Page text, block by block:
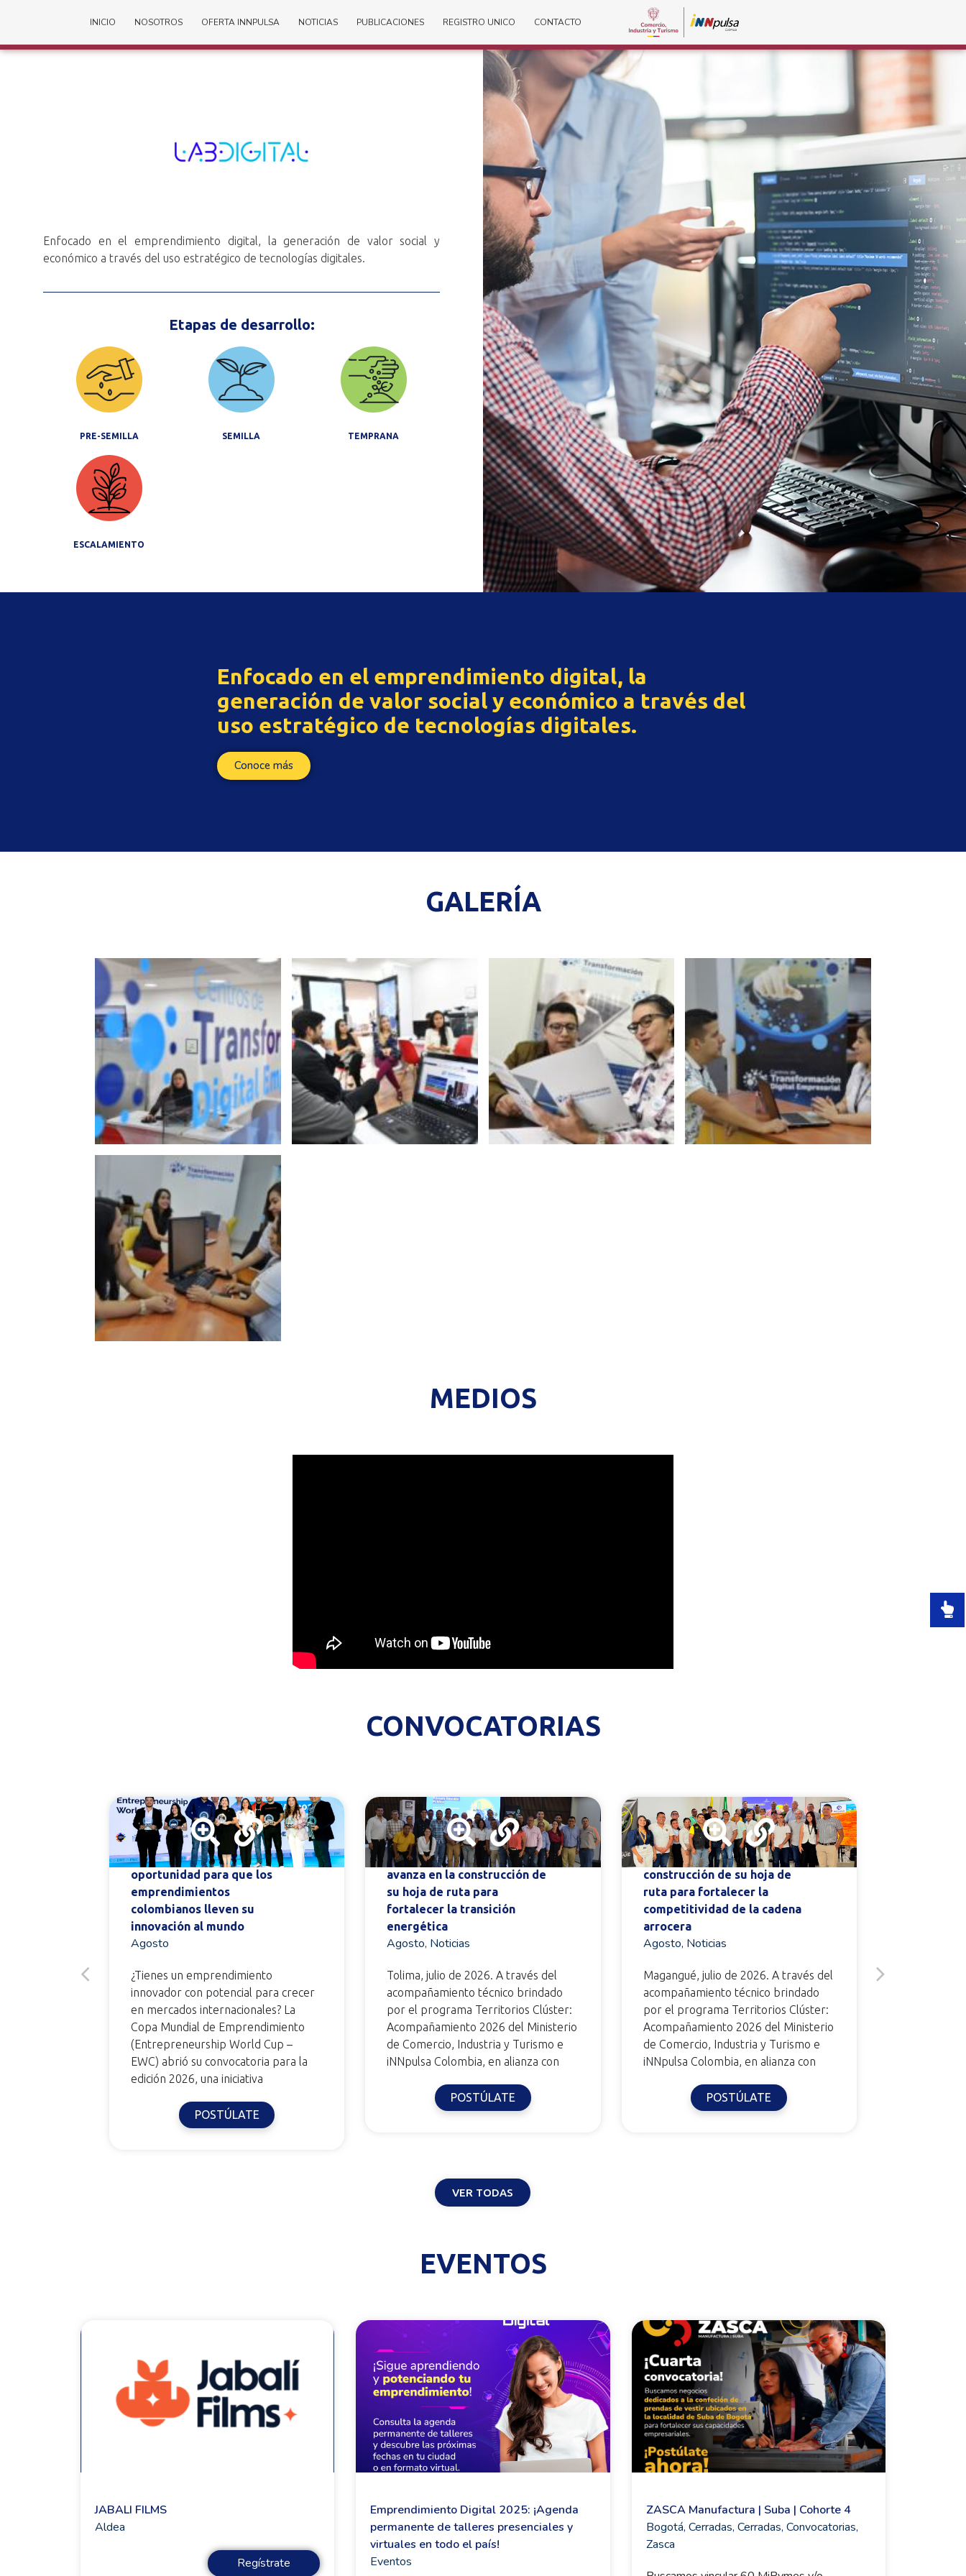
INICIO NOSOTROS OFERTA INNPULSA NOTICIAS PUBLICACIONES REGISTRO UNICO CONTACTO
Enfocado en el emprendimiento digital, la generación de valor social y
económico a través del uso estratégico de tecnologías digitales.
Etapas de desarrollo:
PRE-SEMILLA SEMILLA TEMPRANA
ESCALAMIENTO
Enfocado en el emprendimiento digital, la
generación de valor social y económico a través del
uso estratégico de tecnologías digitales.
Conoce más
GALERÍA
MEDIOS
CONVOCATORIAS
Copa Mundial de
Emprendimiento 2026: la
oportunidad para que los
emprendimientos
colombianos lleven su
innovación al mundo
Agosto
¿Tienes un emprendimiento
innovador con potencial para crecer
en mercados internacionales? La
Copa Mundial de Emprendimiento
(Entrepreneurship World Cup –
EWC) abrió su convocatoria para la
edición 2026, una iniciativa
POSTÚLATE
El Clúster de Soluciones
Energéticas del Tolima
avanza en la construcción de
su hoja de ruta para
fortalecer la transición
energética
Agosto, Noticias
Tolima, julio de 2026. A través del
acompañamiento técnico brindado
por el programa Territorios Clúster:
Acompañamiento 2026 del Ministerio
de Comercio, Industria y Turismo e
iNNpulsa Colombia, en alianza con
POSTÚLATE
El Clúster de Arroz del Bajo
Cauca avanza en la
construcción de su hoja de
ruta para fortalecer la
competitividad de la cadena
arrocera
Agosto, Noticias
Magangué, julio de 2026. A través del
acompañamiento técnico brindado
por el programa Territorios Clúster:
Acompañamiento 2026 del Ministerio
de Comercio, Industria y Turismo e
iNNpulsa Colombia, en alianza con
POSTÚLATE
VER TODAS
EVENTOS
JABALI FILMS
Aldea
Regístrate
Emprendimiento Digital 2025: ¡Agenda
permanente de talleres presenciales y
virtuales en todo el país!
Eventos
ZASCA Manufactura | Suba | Cohorte 4
Bogotá, Cerradas, Cerradas, Convocatorias,
Zasca